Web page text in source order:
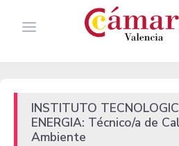
INSTITUTO
ENERGIA: Técnico/a de
Ambiente